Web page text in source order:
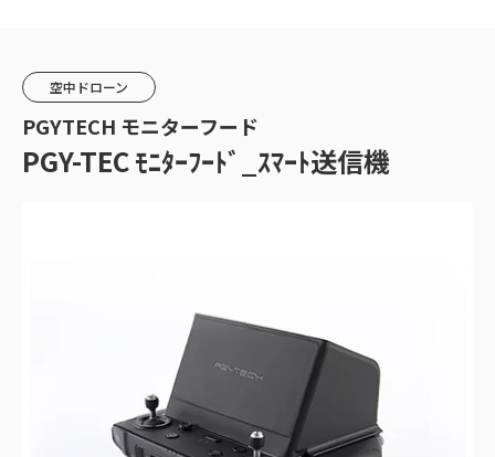
空中ドローン
PGYTECH モニターフード
PGY-TEC ﾓﾆﾀｰﾌｰﾄﾞ_ｽﾏｰﾄ送信機